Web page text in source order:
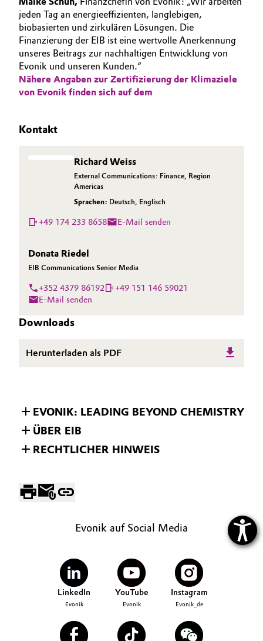
Textiles, Leather & Nonwovens
jeden Tag an energieeffizienten, langlebigen,
biobasierten und zirkulären Lösungen. Die
Finanzierung der EIB ist eine wertvolle Anerkennung
unseres Beitrags zur nachhaltigen Entwicklung von
Evonik und unseren Kunden.“
Nähere Angaben zur Zertifizierung der Klimaziele
von Evonik finden sich auf dem
Kontakt
Richard Weiss
External Communications: Finance, Region
Americas
Sprachen: Deutsch, Englisch
+49 174 233 8658 E-Mail senden
Donata Riedel
EIB Communications Senior Media
+352 4379 86192
+49 151 146 59021
E-Mail senden
Downloads
Herunterladen als PDF
EVONIK: LEADING BEYOND CHEMISTRY
ÜBER EIB
RECHTLICHER HINWEIS
Evonik auf Social Media
LinkedIn
Evonik
YouTube
Evonik
Instagram
Evonik_de